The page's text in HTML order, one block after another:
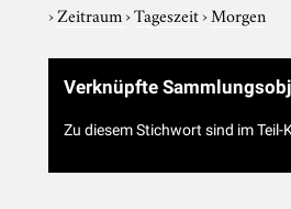
›Zeitraum›Tageszeit›Morgen
Verknüpfte
Zu diesem Stichwort sind im